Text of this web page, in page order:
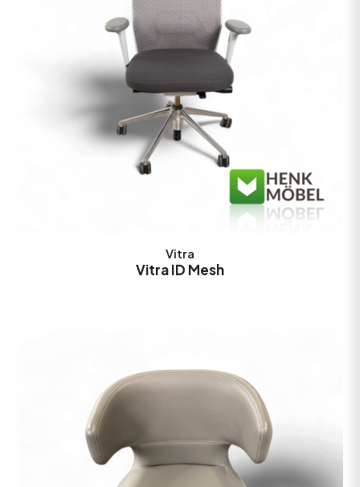
Vitra
Vitra ID Mesh